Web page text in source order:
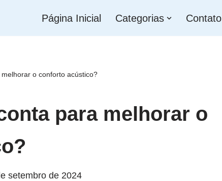
Página Inicial Categorias Contato
o conforto acústico?
para melhorar o
setembro de 2024